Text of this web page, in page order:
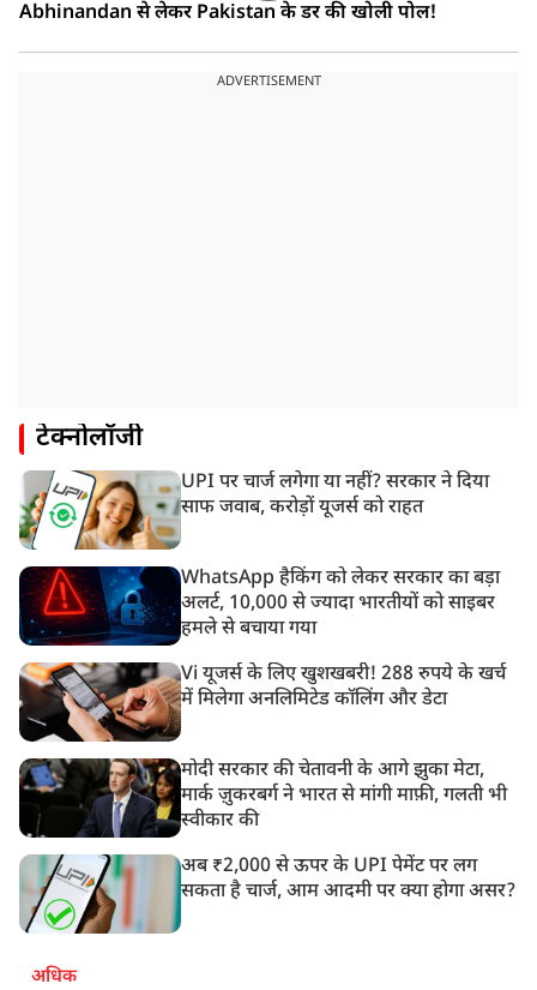
Abhinandan से लेकर Pakistan के डर की खोली पोल!
ADVERTISEMENT
टेक्नोलॉजी
UPI पर चार्ज लगेगा या नहीं? सरकार ने दिया
साफ जवाब, करोड़ों यूजर्स को राहत
WhatsApp हैकिंग को लेकर सरकार का बड़ा
अलर्ट, 10,000 से ज्यादा भारतीयों को साइबर
हमले से बचाया गया
Vi यूजर्स के लिए खुशखबरी! 288 रुपये के खर्च
में मिलेगा अनलिमिटेड कॉलिंग और डेटा
मोदी सरकार की चेतावनी के आगे झुका मेटा,
मार्क ज़ुकरबर्ग ने भारत से मांगी माफ़ी, गलती भी
स्वीकार की
अब ₹2,000 से ऊपर के UPI पेमेंट पर लग
सकता है चार्ज, आम आदमी पर क्या होगा असर?
अधिक